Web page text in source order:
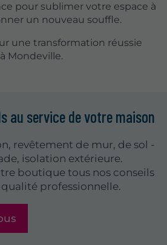
pour sublimer votre espace à
un nouveau souffle.
une transformation réussie
Mondeville.
au service de votre maison
revêtement de mur, de sol -
isolation extérieure.
boutique tous nos conseils
professionnelle.